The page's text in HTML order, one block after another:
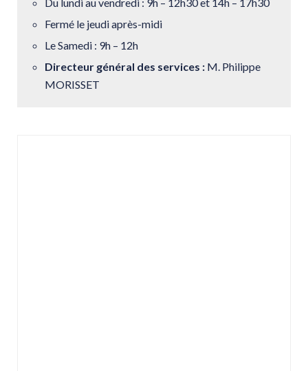
Fermé le jeudi après-midi
Le Samedi : 9h – 12h
Directeur général des services : M. Philippe
MORISSET